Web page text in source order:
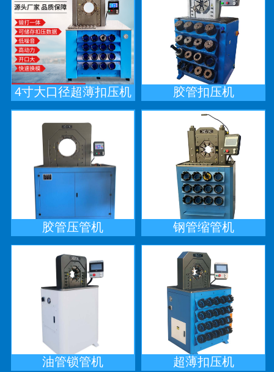
4寸大口径超薄扣压机 胶管扣压机
胶管压管机 钢管缩管机
油管锁管机 超薄扣压机